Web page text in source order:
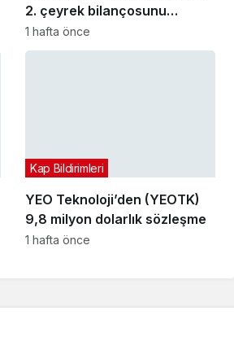
2. çeyrek bilançosunu
açıkladı
1 hafta önce
YEO Teknoloji’den (YEOTK)
9,8 milyon dolarlık sözleşme
Kap Bildirimleri
1 hafta önce